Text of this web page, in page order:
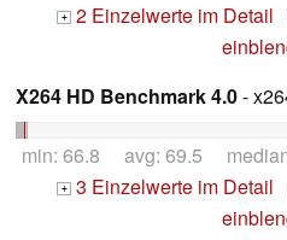
+ 2 Einzelwerte im Detail
X264 HD Benchmark 4.0-
min: 66.8 avg: 69.5
+ 3 Einzelwerte im Detail